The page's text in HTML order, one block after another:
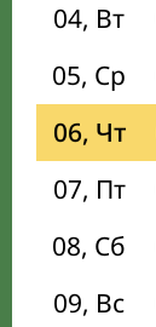
04, Вт
05, Ср
06, Чт
07, Пт
08, Сб
09, Вс